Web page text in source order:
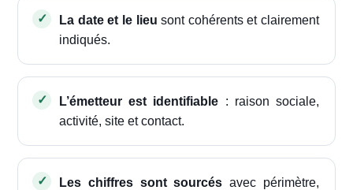
La date et le lieu sont cohérents et clairement
indiqués.
L’émetteur est identifiable : raison sociale,
activité, site et contact.
Les chiffres sont sourcés avec périmètre,